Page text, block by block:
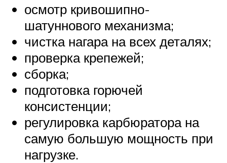
осмотр кривошипно-
шатуннового механизма;
чистка нагара на всех деталях;
проверка крепежей;
сборка;
подготовка горючей
консистенции;
регулировка карбюратора на
самую большую мощность при
нагрузке.